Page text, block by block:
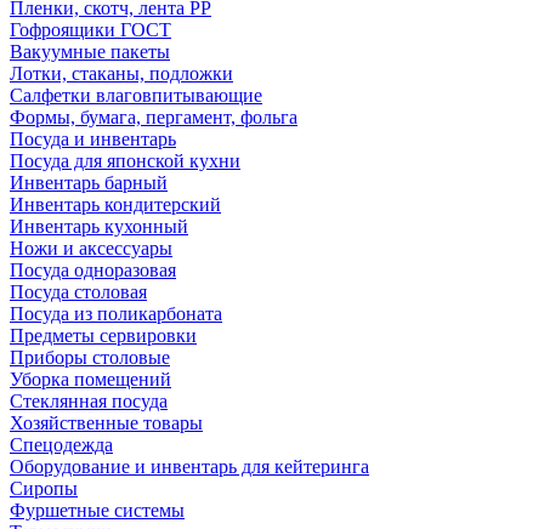
Пленки, скотч, лента РР
Гофроящики ГОСТ
Вакуумные пакеты
Лотки, стаканы, подложки
Салфетки влаговпитывающие
Формы, бумага, пергамент, фольга
Посуда и инвентарь
Посуда для японской кухни
Инвентарь барный
Инвентарь кондитерский
Инвентарь кухонный
Ножи и аксессуары
Посуда одноразовая
Посуда столовая
Посуда из поликарбоната
Предметы сервировки
Приборы столовые
Уборка помещений
Стеклянная посуда
Хозяйственные товары
Спецодежда
Оборудование и инвентарь для кейтеринга
Сиропы
Фуршетные системы